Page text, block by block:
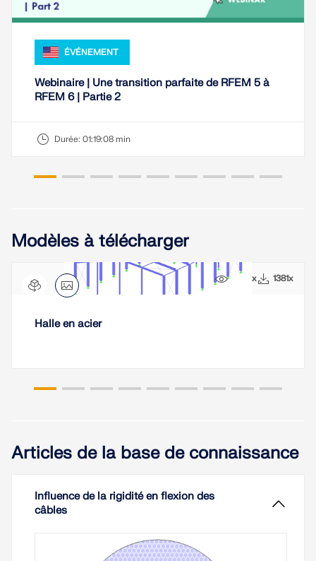
sismiques.
ZONES DE CHARGE
ÉVÉNEMENT
Webinaire | Une transition parfaite de RFEM 5 à
RFEM 6 | Partie 2
Durée: 01:19:08 min
Modèles à télécharger
9472x 1381x
Halle en acier
Articles de la base de connaissance
Influence de la rigidité en flexion des
câbles